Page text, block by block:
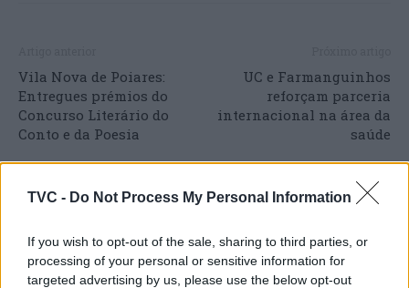
TVC - Do Not Process My Personal Information
If you wish to opt-out of the sale, sharing to third parties, or
processing of your personal or sensitive information for
targeted advertising by us, please use the below opt-out
Vila Nova de Poiares:
Entregues prémios do
Concurso Literário do
Conto e da Poesia
UC e Farmanguinhos
reforçam parceria
internacional na área da
saúde